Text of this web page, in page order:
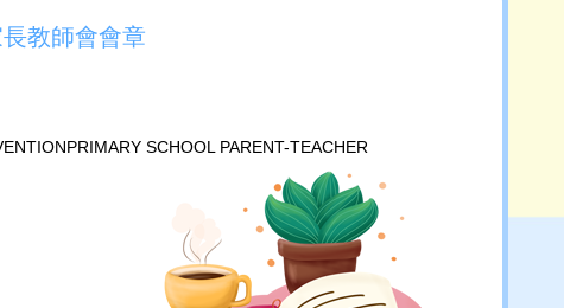
教師會會章
SCHOOL PARENT-TEACHER